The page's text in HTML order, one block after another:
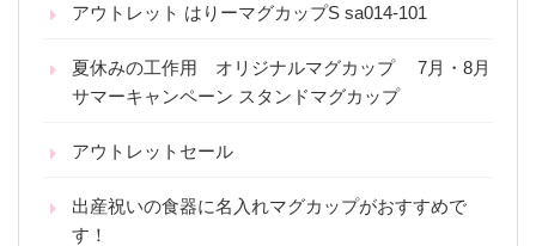
アウトレット はりーマグカップS sa014-101
夏休みの工作用 オリジナルマグカップ 7月・8月
サマーキャンペーン スタンドマグカップ
アウトレットセール
出産祝いの食器に名入れマグカップがおすすめで
す！